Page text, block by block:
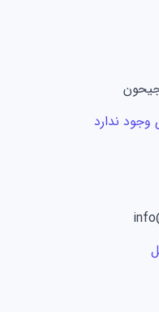
ندارد